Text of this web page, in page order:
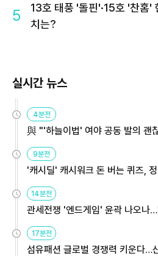
5
13호 태풍 '돌핀'·15호 '찬홈'
치는?
실시간 뉴스
4분전
與 "'하늘이법' 여야 공동 발의 괜
9분전
'캐시딜' 캐시워크 돈 버는 퀴즈,
14분전
관세전쟁 '엔드게임' 윤곽 나오나
17분전
섬유패션 글로벌 경쟁력 키운다…